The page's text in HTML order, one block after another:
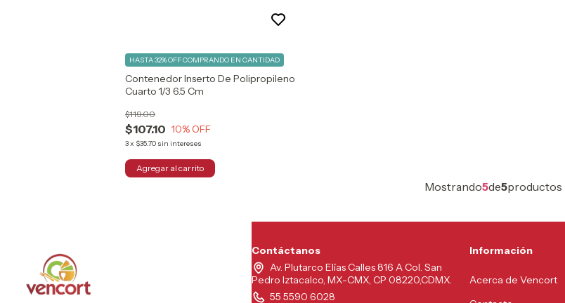
Contenedor Inserto De Polipropileno
Cuarto 1/3 6.5 Cm
$107.10
$119.00
10% OFF
3x $35.70 sin intereses
HASTA 32% OFFCOMPRANDO EN CANTIDAD
Mostrando5de5productos
Contáctanos
Av. Plutarco Elías Calles 816 A Col. San
Pedro Iztacalco, MX-CMX, CP 08220,CDMX.
55 5590 6028
Información
Acerca de Vencort